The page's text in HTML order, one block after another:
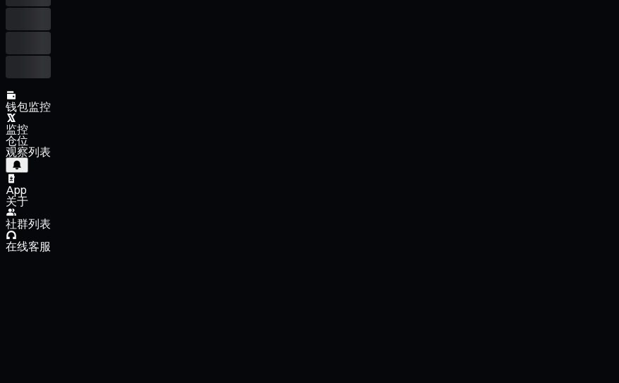
钱包监控
监控
仓位
观察列表
App
关于
社群列表
在线客服